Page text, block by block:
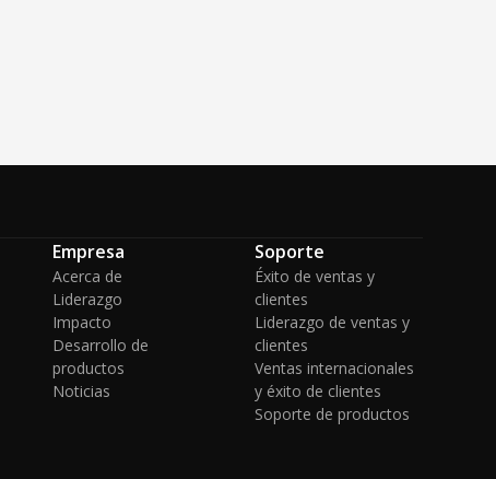
Empresa
Acerca de
Liderazgo
Impacto
Desarrollo de
productos
Noticias
Soporte
Éxito de ventas y
clientes
Liderazgo de ventas y
clientes
Ventas internacionales
y éxito de clientes
Soporte de productos